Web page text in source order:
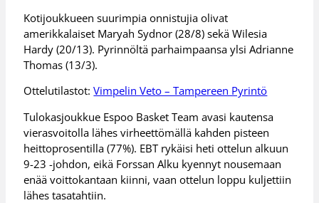
Kotijoukkueen suurimpia onnistujia olivat
amerikkalaiset Maryah Sydnor (28/8) sekä Wilesia
Hardy (20/13). Pyrinnöltä parhaimpaansa ylsi Adrianne
Thomas (13/3).
Ottelutilastot:Vimpelin Veto – Tampereen Pyrintö
Tulokasjoukkue Espoo Basket Team avasi kautensa
vierasvoitolla lähes virheettömällä kahden pisteen
heittoprosentilla (77%). EBT rykäisi heti ottelun alkuun
9-23 -johdon, eikä Forssan Alku kyennyt nousemaan
enää voittokantaan kiinni, vaan ottelun loppu kuljettiin
lähes tasatahtiin.